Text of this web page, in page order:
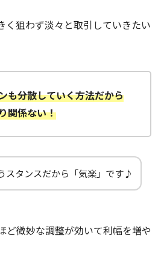
く狙わず淡々と取引していきたい
も分散していく方法だから
関係ない！
スタンスだから「気楽」です♪
ど微妙な調整が効いて利幅を増や